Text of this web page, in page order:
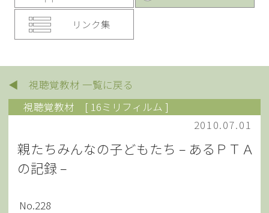
リンク集
◀ 視聴覚教材 一覧に戻る
視聴覚教材
[ 16ミリフィルム ]
2010.07.01
親たちみんなの子どもたち – あるＰＴＡ
の記録 –
No.228